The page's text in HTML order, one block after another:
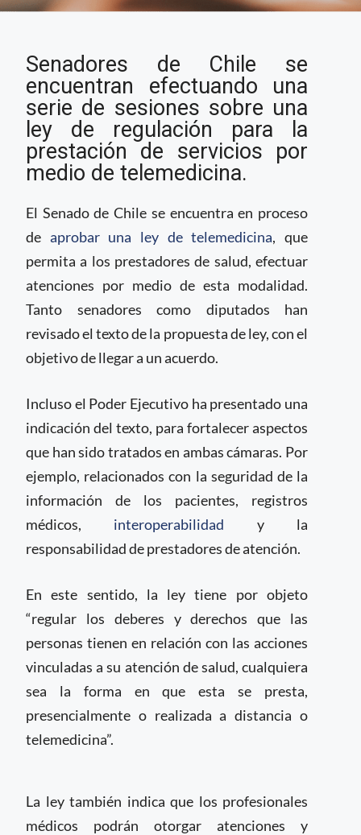
regular telemedicina
Senadores de Chile se
encuentran efectuando una
serie de sesiones sobre una
ley de regulación para la
prestación de servicios por
medio de telemedicina.
El Senado de Chile se encuentra en proceso
de aprobar una ley de telemedicina, que
permita a los prestadores de salud, efectuar
atenciones por medio de esta modalidad.
Tanto senadores como diputados han
revisado el texto de la propuesta de ley, con el
objetivo de llegar a un acuerdo.
Incluso el Poder Ejecutivo ha presentado una
indicación del texto, para fortalecer aspectos
que han sido tratados en ambas cámaras. Por
ejemplo, relacionados con la seguridad de la
información de los pacientes, registros
médicos, interoperabilidad y la
responsabilidad de prestadores de atención.
En este sentido, la ley tiene por objeto
“regular los deberes y derechos que las
personas tienen en relación con las acciones
vinculadas a su atención de salud, cualquiera
sea la forma en que esta se presta,
presencialmente o realizada a distancia o
telemedicina”.
La ley también indica que los profesionales
médicos podrán otorgar atenciones y